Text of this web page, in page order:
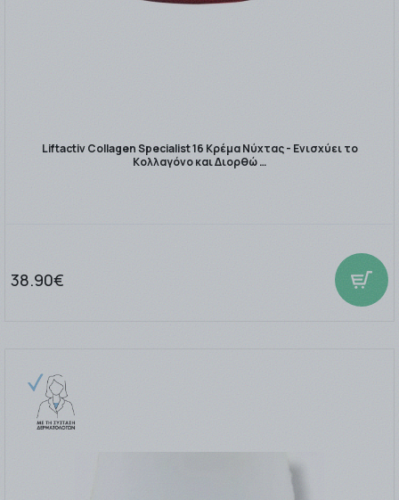
Liftactiv Collagen Specialist 16 Κρέμα Νύχτας - Ενισχύει το
Κολλαγόνο και Διορθώ …
38.90€